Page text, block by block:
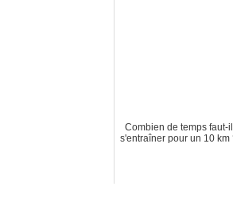
Combien de temps faut-il
s'entraîner pour un 10 km